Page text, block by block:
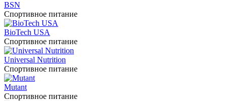
BSN
Спортивное питание
BioTech USA
Спортивное питание
Universal Nutrition
Спортивное питание
Mutant
Спортивное питание